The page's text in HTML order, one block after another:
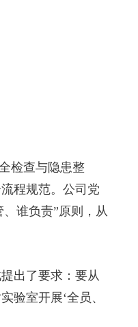
检查与隐患整
程规范。公司党
谁负责”原则，从
出了要求：要从
验室开展‘全员、